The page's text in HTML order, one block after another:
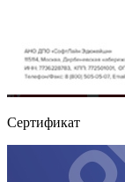
Сертификат